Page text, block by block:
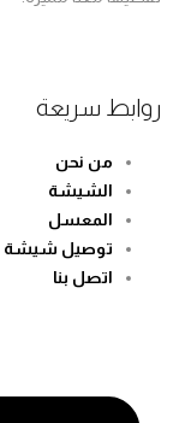
روابط سريعة
من نحن
الشيشة
المعسل
توصيل شيشة
اتصل بنا